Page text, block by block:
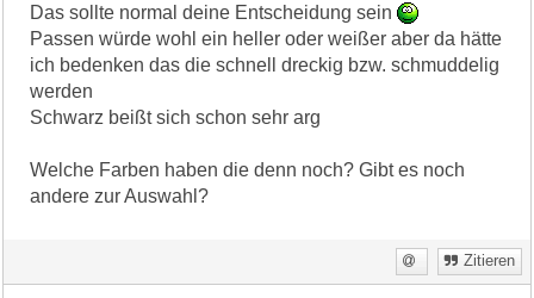
Das sollte normal deine Entscheidung sein
Passen würde wohl ein heller oder weißer aber da hätte
ich bedenken das die schnell dreckig bzw. schmuddelig
werden
Schwarz beißt sich schon sehr arg
Welche Farben haben die denn noch? Gibt es noch
andere zur Auswahl?
Zitieren